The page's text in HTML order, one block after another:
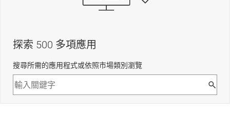
探索 500 多項應用
搜尋所需的應用程式或依照市場類別瀏覽